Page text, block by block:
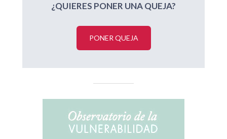
¿QUIERES PONER UNA QUEJA?
PONER QUEJA